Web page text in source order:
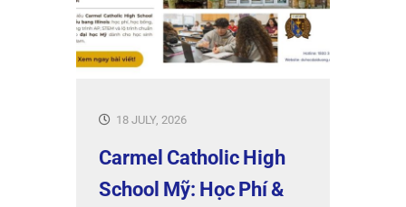
18 JULY, 2026
Carmel Catholic High
School Mỹ: Học Phí &